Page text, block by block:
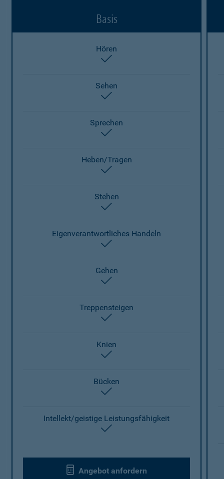
Basis
Hören
Sehen
Sprechen
Heben/Tragen
Stehen
Eigenverantwortliches Handeln
Gehen
Treppensteigen
Knien
Bücken
Intellekt/geistige Leistungsfähigkeit
Angebot anfordern